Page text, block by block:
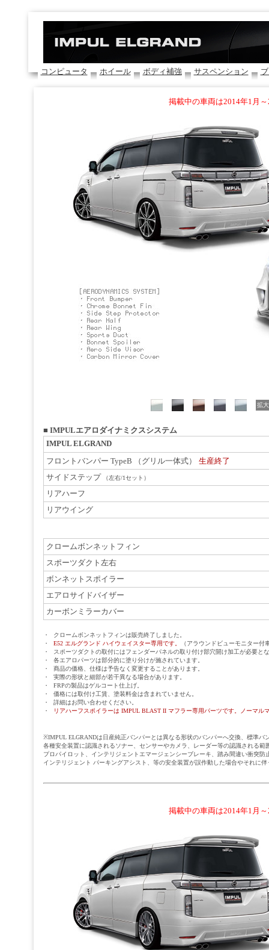
コンピュータ ホイール ボディ補強 サスペンション
掲載中の車両は2014年1月
拡
■ IMPULエアロダイナミクスシステム
IMPUL ELGRAND
フロントバンパー TypeB （グリル一体式）
生産終了
サイドステップ
（左右/1セット）
リアハーフ
リアウイング
クロームボンネットフィン
スポーツダクト左右
ボンネットスポイラー
エアロサイドバイザー
カーボンミラーカバー
・
クロームボンネットフィンは販売終了しました。
・
E52 エルグランド ハイウェイスター専用です。
（アラウンドビューモニター付
・
スポーツダクトの取付にはフェンダーパネルの取り付け部穴開け加工が必要と
・
各エアロパーツは部分的に塗り分けが施されています。
・
商品の価格、仕様は予告なく変更することがあります。
・
実際の形状と細部が若干異なる場合があります。
・
FRPの製品はゲルコート仕上げ。
・
価格には取付け工賃、塗装料金は含まれていません。
・
詳細はお問い合わせください。
・
リアハーフスポイラーは IMPUL BLAST II マフラー専用パーツです。ノーマル
※IMPUL ELGRANDは日産純正バンパーとは異なる形状のバンパーへ交換、標準
各種安全装置に認識されるソナー、センサーやカメラ、レーダー等の認識される
プロパイロット、インテリジェントエマージェンシーブレーキ、踏み間違い衝突
インテリジェント パーキングアシスト、等の安全装置が誤作動した場合やそれに
掲載中の車両は2014年1月